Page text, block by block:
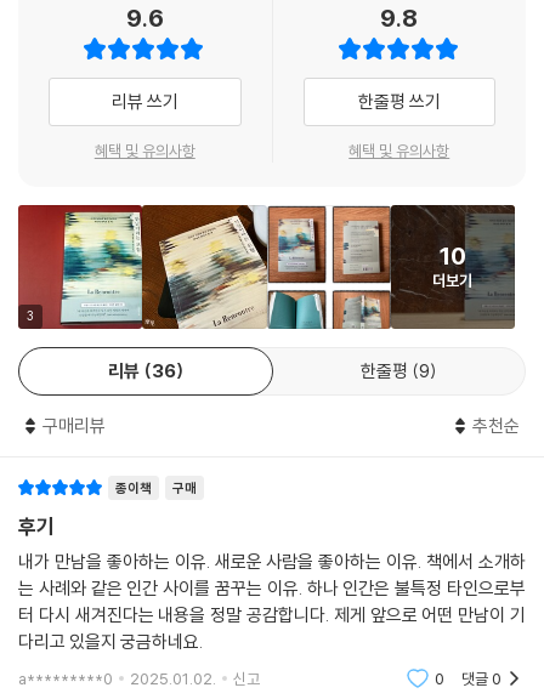
우리가 같은 것을 느끼길 바라고, 같은 욕망과 취향을 갖길 바라고, 같은 생
활을 영위하기를 바라며, 어디서나 우리가 함께하기를 바라고, 심지어는
항상 같은 파장의 감정을 갖기를 바란다. 즉 우리는 사랑을 최고의 형태로
구체화하기 위해 사랑의 용해를 꿈꾸게 된다.
--- p.82
뮈의 특정한 작품들을 다시 읽어보고 싶은 마음이 든다. 특히 『반항적인 인
간』은 그들이 처음 사랑의 열정을 나누었던 연애 초기에 쓰인 작품인데, 집
필로부터 몇 년이 지난 1951년에 출판되었다. 이 작품 속에서 반항적인 인
간은 불의를 보거나 용납할 수 없는 일을 목격할 때 ‘아니요’라고 할 수 있
는 사람이다. [...] 카뮈와 마리아 카자레스의 만남이 존재하지 않았다면 아
마도 카뮈가 말했던 반항적인 인간은 본질적으로 ‘아니요’의 인간형으로,
거절과 거부의 형상으로만 만들어졌을 것이다. 다시 말해서 이 희망적이고
긍정적인 철학자, 그토록 귀하고 심오한 정신을 지닌 이 안내자는 존재하
--- p.102
우선 마르틴 부버에게 있어서 인간은 자신의 정신적인 진실을 표현하기 위
해 타인에게 의존한다. 그리고 레비나스에게 있어서 인간은 자신의 도덕적
인 책임을 발견하기 위해 타인의 얼굴을 보는 경험에 의존한다. 또한 사르
트르에게 있어서 인간은 자신의 자유를 만들어내기 위해 타인들의 시선에
의존한다. 우리는 이 학자들에게서, 헤겔 철학의 영향을 받은 흔적이라고
볼 수 있는 변증법적 해석을 발견하게 된다. 즉 자신의 인간성이 지닌 가장
운티의 다리] 등을 경유하여 플라톤에서 알랭 바디우까지 아우르는 철학
적 여정이다. 또한 피카소와 엘뤼아르의 만남, 데이비드 보위와 루 리드의
만남, 볼테르와 에밀리 뒤 샤틀레의 만남과 같이 사랑이나 우정으로 맺어
진 풍요로운 만남들에 관해 세심한 분석을 펼친다. 이를 통해 모든 참된 만
남이란 자신을 발견하는 일이고 그와 동시에 세상을 다시 발견하는 일이라
| 타자성의 경험은 삶을 어떻게 바꾸는가
만남이 나의 세계에 하는 일들
지금껏 나에게 큰 영향을 끼쳤던 여러 만남들을 돌이켜보자. 사랑하는 사
람과의 우연한 만남부터 강렬한 충격을 던져준 영화와의 만남까지, 인간이
라는 존재가 평생 경험하게 되는 모험의 중심에 ‘만남’이 자리 잡고 있다.
저자는 이때 ‘만남’과 ‘마주침’이 다름을 강조한다. 만약 누군가 혹은 무언
고 ‘마주침’만 존재한 것이다. 진정한 만남은 우리에게 어떤 식으로든 분명
한 흔적을 남기기 때문이다.
어떤 만남은 우리로 하여금 지금껏 느껴보지 못한 강렬한 감정의 충격과
동요를 경험하게 만든다. 또 어떤 만남은 무너진 삶에 희망을 선사하여 다
시 한번 일어설 힘을 불어넣어주기도 하고, 또 어떤 만남은 내가 누구인지
고민하는 여정에서 가이드가 되어주기도 한다. 또 어떤 만남은 사물에 대
9.6
리뷰 쓰기
혜택 및 유의사항
9.8
한줄평 쓰기
혜택 및 유의사항
3
10
더보기
리뷰 36 한줄평 9
구매리뷰 추천순
종이책 구매
후기
내가 만남을 좋아하는 이유. 새로운 사람을 좋아하는 이유. 책에서 소개하
는 사례와 같은 인간 사이를 꿈꾸는 이유. 하나 인간은 불특정 타인으로부
터 다시 새겨진다는 내용을 정말 공감합니다. 제게 앞으로 어떤 만남이 기
다리고 있을지 궁금하네요.
a*********0 2025.01.02. 신고 0 댓글0